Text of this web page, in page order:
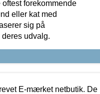
forekommende
eller kat med
sig på
udvalg.
E-mærket netbutik. De